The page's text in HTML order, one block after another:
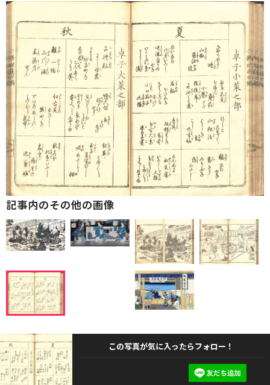
記事内のその他の画像
この写真が気に入ったらフォロー！